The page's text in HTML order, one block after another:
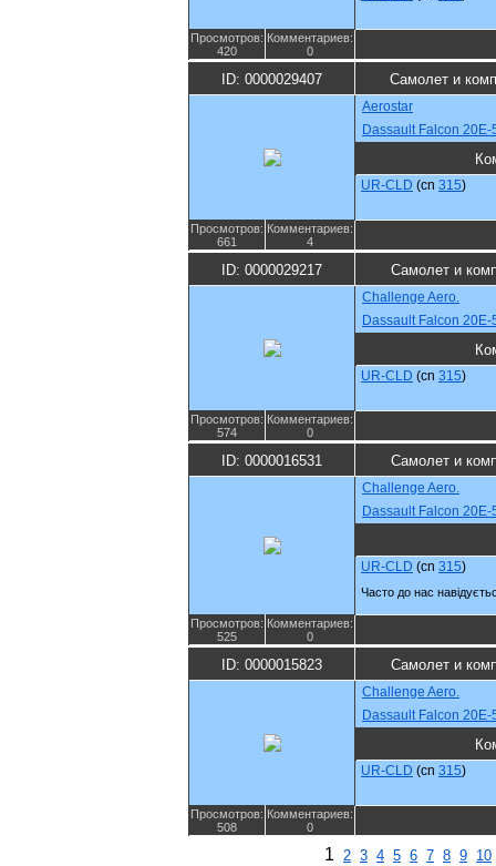
Просмотров:
420
Комментариев:
0
ID: 0000029407 Самолет и
Aerostar
Dassault Falcon 20E-
UR-CLD (cn 315)
Просмотров:
661
Комментариев:
4
ID: 0000029217 Самолет и
Challenge Aero.
Dassault Falcon 20E-
UR-CLD (cn 315)
Просмотров:
574
Комментариев:
0
ID: 0000016531 Самолет и
Challenge Aero.
Dassault Falcon 20E-
UR-CLD (cn 315)
Часто до нас
Просмотров:
525
Комментариев:
0
ID: 0000015823 Самолет и
Challenge Aero.
Dassault Falcon 20E-
UR-CLD (cn 315)
Просмотров:
508
Комментариев:
0
1 2 3 4 5 6 7 8 9 10